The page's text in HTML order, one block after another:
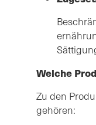
Welche
Zu den
gehören: